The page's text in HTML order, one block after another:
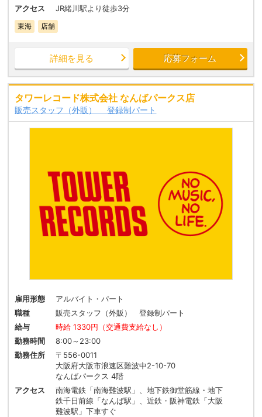
アクセス
JR緒川駅より徒歩3分
東海 店舗
詳細を見る 応募フォーム
タワーレコード株式会社 なんばパークス店
販売スタッフ（外販） 登録制パート
雇用形態
アルバイト・パート
職種
販売スタッフ（外販） 登録制パート
給与
時給 1330円（交通費支給なし）
勤務時間
8:00～23:00
勤務住所
〒556-0011
大阪府大阪市浪速区難波中2-10-70
なんばパークス 4階
アクセス
南海電鉄「南海難波駅」、地下鉄御堂筋線・地下
鉄千日前線「なんば駅」、近鉄・阪神電鉄「大阪
難波駅」下車すぐ